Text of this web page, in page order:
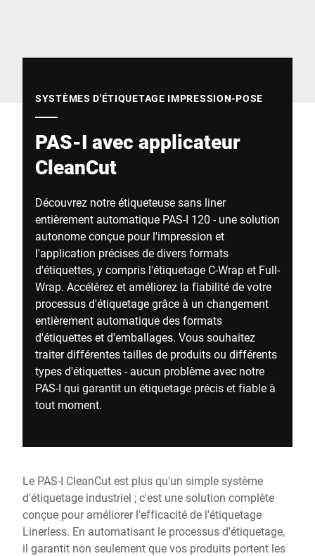
SYSTÈMES D'ÉTIQUETAGE IMPRESSION-POSE
PAS-I avec applicateur
CleanCut
Découvrez notre étiqueteuse sans liner
entièrement automatique PAS-I 120 - une solution
autonome conçue pour l'impression et
l'application précises de divers formats
d'étiquettes, y compris l'étiquetage C-Wrap et Full-
Wrap. Accélérez et améliorez la fiabilité de votre
processus d'étiquetage grâce à un changement
entièrement automatique des formats
d'étiquettes et d'emballages. Vous souhaitez
traiter différentes tailles de produits ou différents
types d'étiquettes - aucun problème avec notre
PAS-I qui garantit un étiquetage précis et fiable à
tout moment.
Le PAS-I CleanCut est plus qu'un simple système
d'étiquetage industriel ; c'est une solution complète
conçue pour améliorer l'efficacité de l'étiquetage
Linerless. En automatisant le processus d'étiquetage,
il garantit non seulement que vos produits portent les